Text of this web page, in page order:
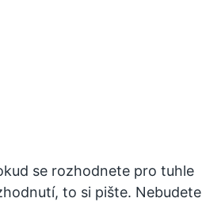
se rozhodnete pro tuhle
to si pište. Nebudete